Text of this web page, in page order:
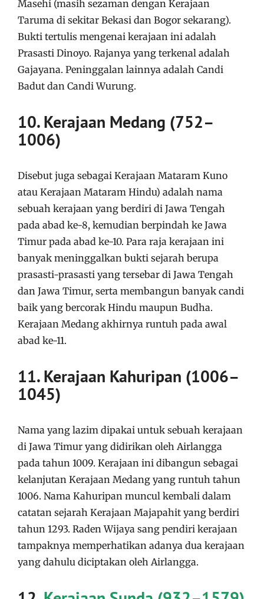
Masehi (masih sezaman dengan Kerajaan
Taruma di sekitar Bekasi dan Bogor sekarang).
Bukti tertulis mengenai kerajaan ini adalah
Prasasti Dinoyo. Rajanya yang terkenal adalah
Gajayana. Peninggalan lainnya adalah Candi
Badut dan Candi Wurung.
10. Kerajaan Medang (752–
1006)
Disebut juga sebagai Kerajaan Mataram Kuno
atau Kerajaan Mataram Hindu) adalah nama
sebuah kerajaan yang berdiri di Jawa Tengah
pada abad ke-8, kemudian berpindah ke Jawa
Timur pada abad ke-10. Para raja kerajaan ini
banyak meninggalkan bukti sejarah berupa
prasasti-prasasti yang tersebar di Jawa Tengah
dan Jawa Timur, serta membangun banyak candi
baik yang bercorak Hindu maupun Budha.
Kerajaan Medang akhirnya runtuh pada awal
abad ke-11.
11. Kerajaan Kahuripan (1006–
1045)
Nama yang lazim dipakai untuk sebuah kerajaan
di Jawa Timur yang didirikan oleh Airlangga
pada tahun 1009. Kerajaan ini dibangun sebagai
kelanjutan Kerajaan Medang yang runtuh tahun
1006. Nama Kahuripan muncul kembali dalam
catatan sejarah Kerajaan Majapahit yang berdiri
tahun 1293. Raden Wijaya sang pendiri kerajaan
tampaknya memperhatikan adanya dua kerajaan
yang dahulu diciptakan oleh Airlangga.